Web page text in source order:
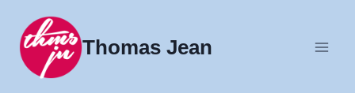
indhold
Thomas Jean